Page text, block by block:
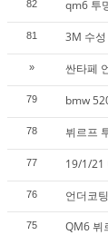
82 qm6 투
81 3M 수
» 싼타페
79 bmw
78 뷔르프
77 19/1/21
76 언더코
75 QM6 뷔